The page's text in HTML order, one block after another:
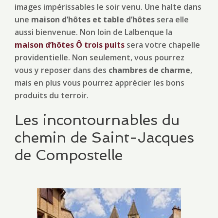
images impérissables le soir venu. Une halte dans
une maison d’hôtes et table d’hôtes sera elle
aussi bienvenue. Non loin de Lalbenque la
maison d’hôtes Ô trois puits sera votre chapelle
providentielle. Non seulement, vous pourrez
vous y reposer dans des chambres de charme,
mais en plus vous pourrez apprécier les bons
produits du terroir.
Les incontournables du
chemin de Saint-Jacques
de Compostelle